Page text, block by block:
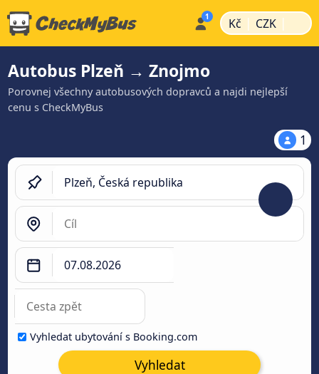
Kč | CZK |
Autobus Plzeň → Znojmo
Porovnej všechny autobusových dopravců a najdi nejlepší
cenu s CheckMyBus
1
Vyhledat ubytování s Booking.com
Vyhledat